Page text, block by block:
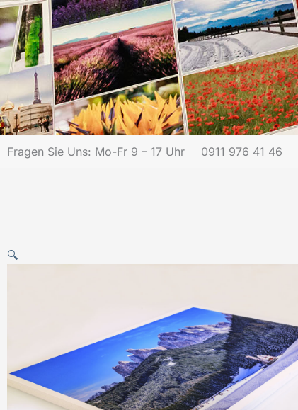
Fragen Sie Uns: Mo-Fr 9 – 17 Uhr 0911 976 41 46
🔍